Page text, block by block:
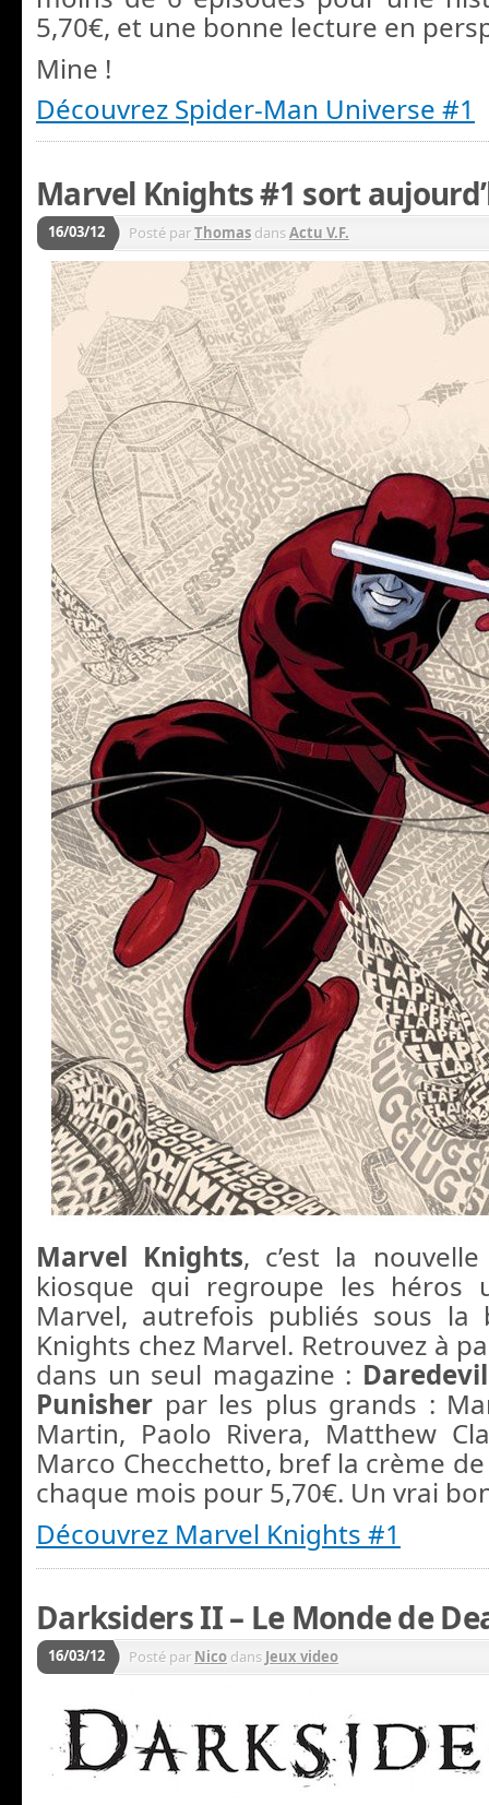
5,70€, et une bonne lecture en
Mine !
Découvrez Spider-Man Universe #1
Marvel Knights #1 sort
16/03/12 Posté parThomas dansActu V.F.
Marvel Knights, c’est la
kiosque qui regroupe les héros
Marvel, autrefois publiés sous la
Knights chez Marvel. Retrouvez à
dans un seul magazine : Daredevil
Punisher par les plus grands :
Martin, Paolo Rivera, Matthew
Marco Checchetto, bref la crème
chaque mois pour 5,70€. Un vrai
Découvrez Marvel Knights #1
Darksiders II – Le Monde de
16/03/12 Posté par Nico dans Jeux video